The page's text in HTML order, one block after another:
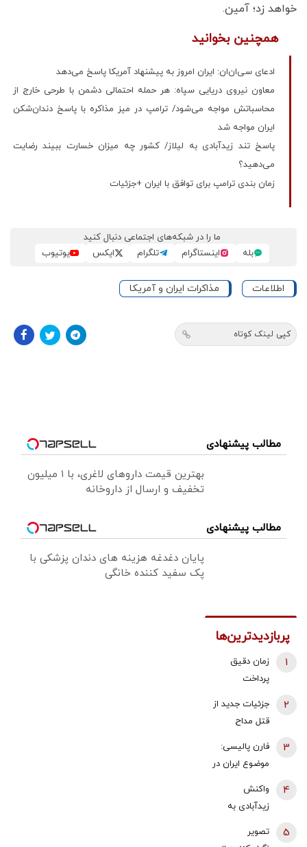
خواهد زد؛ آمین.
همچنین بخوانید
ادعای سی‌ان‌ان: ایران امروز به پیشنهاد آمریکا پاسخ می‌دهد
معاون نیروی دریایی سپاه: هر حمله احتمالی دشمن با طرحی خارج از
محاسباتش مواجه می‌شود/ ترامپ در میز مذاکره با پاسخ دندان‌شکن
ایران مواجه شد
پاسخ تند زیدآبادی به لیلاز/ کشور چه میزان خسارت ببیند رضایت
می‌دهید؟
زمان ‎بندی ترامپ برای توافق با ایران +جزئیات
ما را در شبکه‌های اجتماعی دنبال کنید
بله
اینستاگرام تلگرام ایکس یوتیوب
اطلاعات مذاکرات ایران و آمریکا
کپی لینک کوتاه
مطالب پیشنهادی
بهترین قیمت داروهای لاغری، با ۱ میلیون
تخفیف و ارسال از داروخانه‌
مطالب پیشنهادی
پایان دغدغه هزینه های دندان پزشکی با
پک سفید کننده خانگی
پربازدیدترین‌ها
زمان دقیق
پرداخت
بازنشستگان
تامین اجتماعی
اعلام شد
1
جزئیات جدید از
قتل مداح
قرار حمیدرضا
رجب‌زاده با یک
دختر بلاگر چه
بود؟/ پیکر او در
پیدا شده است
2
فارن پالیسی:
موضوع ایران در
آینده اسرائیل
نیست که
به‌تنهایی درباره
3
واکنش
زیدآبادی به
رضایی به
4
تصویر
5